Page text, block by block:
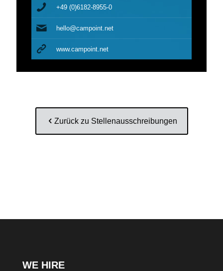
+49 (0)6182-8955-0
hello@campoint.net
www.campoint.net
Zurück zu Stellenausschreibungen
WE HIRE